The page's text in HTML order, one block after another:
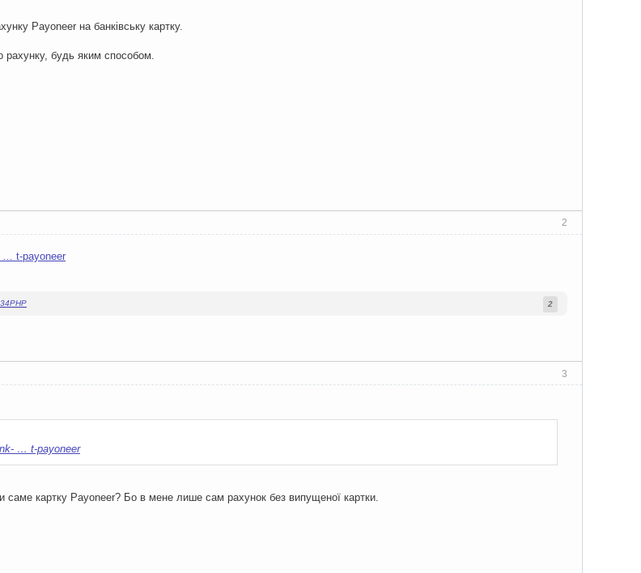
Payoneer на банківську картку.
рахунку, будь яким способом.
2
… t-payoneer
2
3
… t-payoneer
саме картку Payoneer? Бо в мене лише сам рахунок без випущеної картки.